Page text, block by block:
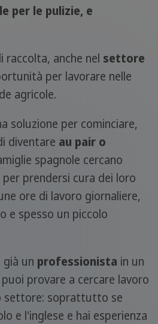
per le pulizie, e
raccolta, anche nel settore
per lavorare nelle
agricole.
soluzione per cominciare,
diventare au pair o
spagnole cercano
prendersi cura dei loro
ore di lavoro giornaliere,
e spesso un piccolo
un professionista in un
provare a cercare lavoro
settore: soprattutto se
e l'inglese e hai esperienza